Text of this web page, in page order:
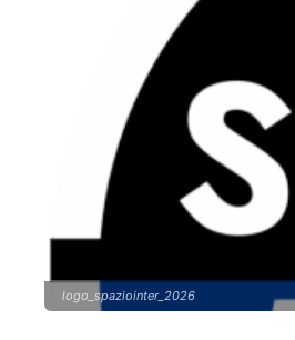
logo_spaziointer_2026